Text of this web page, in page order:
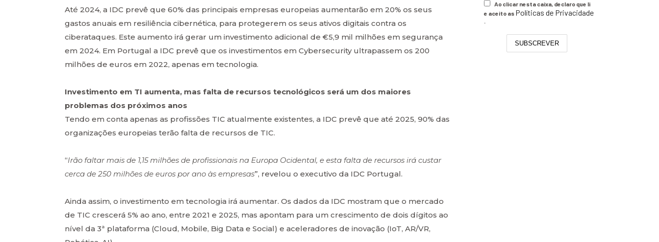
Até 2024, a IDC prevê que 60% das principais empresas europeias aumentarão em 20% os seus
gastos anuais em resiliência cibernética, para protegerem os seus ativos digitais contra os
ciberataques. Este aumento irá gerar um investimento adicional de €5,9 mil milhões em segurança
em 2024. Em Portugal a IDC prevê que os investimentos em Cybersecurity ultrapassem os 200
milhões de euros em 2022, apenas em tecnologia.
Investimento em TI aumenta, mas falta de recursos tecnológicos será um dos maiores
problemas dos próximos anos
Tendo em conta apenas as profissões TIC atualmente existentes, a IDC prevê que até 2025, 90% das
organizações europeias terão falta de recursos de TIC.
“Irão faltar mais de 1,15 milhões de profissionais na Europa Ocidental, e esta falta de recursos irá custar
cerca de 250 milhões de euros por ano às empresas”, revelou o executivo da IDC Portugal.
Ainda assim, o investimento em tecnologia irá aumentar. Os dados da IDC mostram que o mercado
de TIC crescerá 5% ao ano, entre 2021 e 2025, mas apontam para um crescimento de dois dígitos ao
nível da 3ª plataforma (Cloud, Mobile, Big Data e Social) e aceleradores de inovação (IoT, AR/VR,
Ao clicar nesta caixa, declaro que li
e aceito as Políticas de Privacidade
.
SUBSCREVER